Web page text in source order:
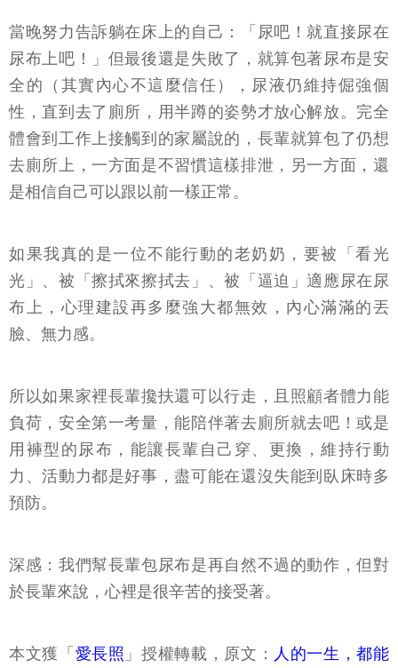
當晚努力告訴躺在床上的自己：「尿吧！就直接尿在
尿布上吧！」但最後還是失敗了，就算包著尿布是安
全的（其實內心不這麼信任），尿液仍維持倔強個
性，直到去了廁所，用半蹲的姿勢才放心解放。完全
體會到工作上接觸到的家屬說的，長輩就算包了仍想
去廁所上，一方面是不習慣這樣排泄，另一方面，還
是相信自己可以跟以前一樣正常。
如果我真的是一位不能行動的老奶奶，要被「看光
光」、被「擦拭來擦拭去」、被「逼迫」適應尿在尿
布上，心理建設再多麼強大都無效，內心滿滿的丟
臉、無力感。
所以如果家裡長輩攙扶還可以行走，且照顧者體力能
負荷，安全第一考量，能陪伴著去廁所就去吧！或是
用褲型的尿布，能讓長輩自己穿、更換，維持行動
力、活動力都是好事，盡可能在還沒失能到臥床時多
預防。
深感：我們幫長輩包尿布是再自然不過的動作，但對
於長輩來說，心裡是很辛苦的接受著。
本文獲「 愛長照 」授權轉載，原文： 人的一生，都能